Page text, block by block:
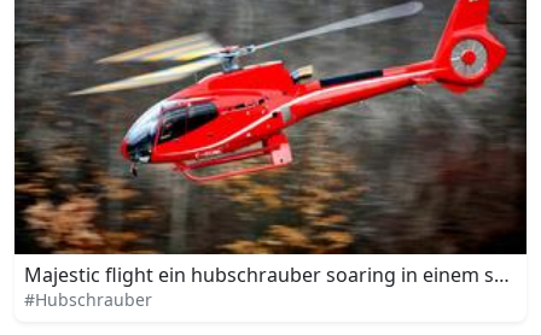
Majestic flight ein hubschrauber soaring in einem
#Hubschrauber